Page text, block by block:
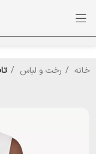
خانه رخت و لباس